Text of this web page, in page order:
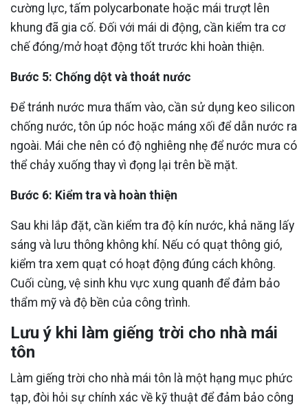
cường lực, tấm polycarbonate hoặc mái trượt lên
khung đã gia cố. Đối với mái di động, cần kiểm tra cơ
chế đóng/mở hoạt động tốt trước khi hoàn thiện.
Bước 5: Chống dột và thoát nước
Để tránh nước mưa thấm vào, cần sử dụng keo silicon
chống nước, tôn úp nóc hoặc máng xối để dẫn nước ra
ngoài. Mái che nên có độ nghiêng nhẹ để nước mưa có
thể chảy xuống thay vì đọng lại trên bề mặt.
Bước 6: Kiểm tra và hoàn thiện
Sau khi lắp đặt, cần kiểm tra độ kín nước, khả năng lấy
sáng và lưu thông không khí. Nếu có quạt thông gió,
kiểm tra xem quạt có hoạt động đúng cách không.
Cuối cùng, vệ sinh khu vực xung quanh để đảm bảo
thẩm mỹ và độ bền của công trình.
Lưu ý khi làm giếng trời cho nhà mái
tôn
Làm giếng trời cho nhà mái tôn là một hạng mục phức
tạp, đòi hỏi sự chính xác về kỹ thuật để đảm bảo công